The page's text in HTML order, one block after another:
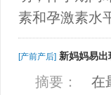
素和孕激素
[产前产后] 新妈妈易
摘要：
在